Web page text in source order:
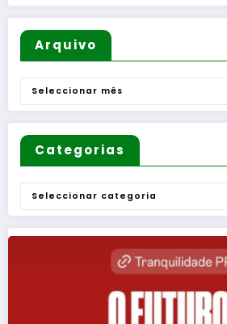
Arquivo
Arquivo
Categorias
Categorias